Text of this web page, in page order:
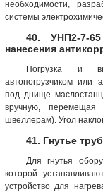
необходимости,
системы
40. УНП2-7-
нанесения
Погрузка и
автопогрузчиком или
под днище
вручную, перемещая
швеллерам). Угол
41. Гнутье
Для гнутья
которой
устройство для